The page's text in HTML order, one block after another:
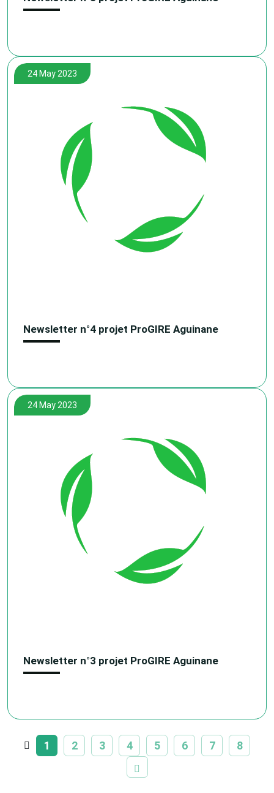
24 May 2023
Newsletter n°4 projet ProGIRE Aguinane
24 May 2023
Newsletter n°3 projet ProGIRE Aguinane
1 2 3 4 5 6 7 8